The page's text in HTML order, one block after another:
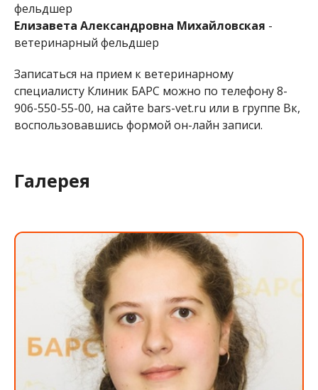
фельдшер
Елизавета Александровна Михайловская -
ветеринарный фельдшер
Записаться на прием к ветеринарному
специалисту Клиник БАРС можно по телефону 8-
906-550-55-00, на сайте bars-vet.ru или в группе Вк,
воспользовавшись формой он-лайн записи.
Галерея